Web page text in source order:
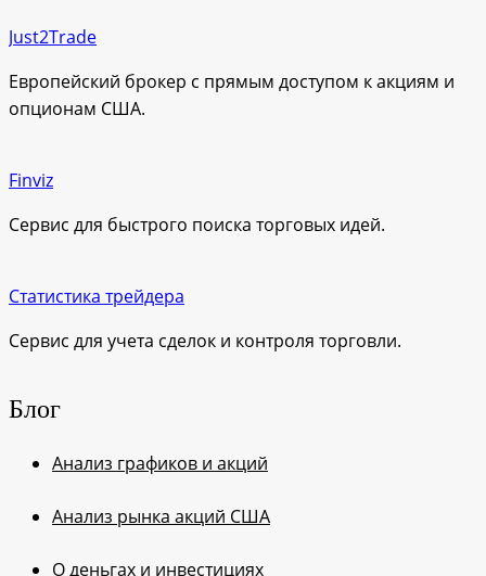
Just2Trade
Европейский брокер с прямым доступом к акциям и
опционам США.
Finviz
Сервис для быстрого поиска торговых идей.
Статистика трейдера
Сервис для учета сделок и контроля торговли.
Блог
Анализ графиков и акций
Анализ рынка акций США
О деньгах и инвестициях